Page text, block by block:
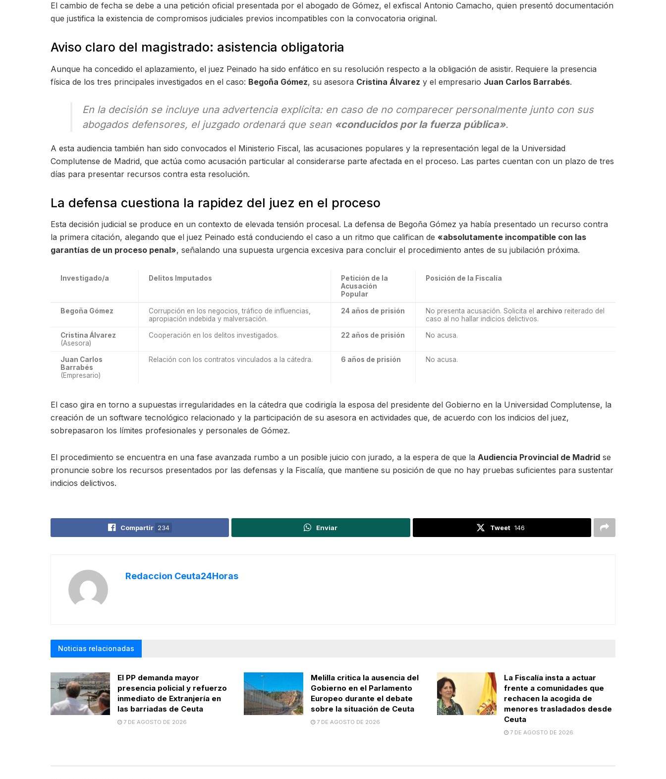
El cambio de fecha se debe a una petición oficial presentada por el abogado de Gómez, el exfiscal Antonio Camacho, quien presentó documentación
que justifica la existencia de compromisos judiciales previos incompatibles con la convocatoria original.
Aviso claro del magistrado: asistencia obligatoria
Aunque ha concedido el aplazamiento, el juez Peinado ha sido enfático en su resolución respecto a la obligación de asistir. Requiere la presencia
física de los tres principales investigados en el caso: Begoña Gómez, su asesora Cristina Álvarez y el empresario Juan Carlos Barrabés.
En la decisión se incluye una advertencia explícita: en caso de no comparecer personalmente junto con sus
abogados defensores, el juzgado ordenará que sean «conducidos por la fuerza pública».
A esta audiencia también han sido convocados el Ministerio Fiscal, las acusaciones populares y la representación legal de la Universidad
Complutense de Madrid, que actúa como acusación particular al considerarse parte afectada en el proceso. Las partes cuentan con un plazo de tres
días para presentar recursos contra esta resolución.
La defensa cuestiona la rapidez del juez en el proceso
Esta decisión judicial se produce en un contexto de elevada tensión procesal. La defensa de Begoña Gómez ya había presentado un recurso contra
la primera citación, alegando que el juez Peinado está conduciendo el caso a un ritmo que califican de «absolutamente incompatible con las
garantías de un proceso penal», señalando una supuesta urgencia excesiva para concluir el procedimiento antes de su jubilación próxima.
Investigado/a Delitos Imputados
Petición de la
Acusación
Popular
Posición de la Fiscalía
Begoña Gómez
Corrupción en los negocios, tráfico de influencias,
apropiación indebida y malversación.
24 años de prisión No presenta acusación. Solicita el archivo reiterado del
caso al no hallar indicios delictivos.
Cristina Álvarez
(Asesora)
Cooperación en los delitos investigados. 22 años de prisión No acusa.
Juan Carlos
Barrabés
(Empresario)
Relación con los contratos vinculados a la cátedra. 6 años de prisión No acusa.
El caso gira en torno a supuestas irregularidades en la cátedra que codirigía la esposa del presidente del Gobierno en la Universidad Complutense, la
creación de un software tecnológico relacionado y la participación de su asesora en actividades que, de acuerdo con los indicios del juez,
sobrepasaron los límites profesionales y personales de Gómez.
El procedimiento se encuentra en una fase avanzada rumbo a un posible juicio con jurado, a la espera de que la Audiencia Provincial de Madrid se
pronuncie sobre los recursos presentados por las defensas y la Fiscalía, que mantiene su posición de que no hay pruebas suficientes para sustentar
indicios delictivos.
Compartir 234 Enviar Tweet 146
Redaccion Ceuta24Horas
Noticias relacionadas
El PP demanda mayor
presencia policial y refuerzo
inmediato de Extranjería en
las barriadas de Ceuta
7 DE AGOSTO DE 2026
Melilla critica la ausencia del
Gobierno en el Parlamento
Europeo durante el debate
sobre la situación de Ceuta
7 DE AGOSTO DE 2026
La Fiscalía insta a actuar
frente a comunidades que
rechacen la acogida de
menores trasladados desde
Ceuta
7 DE AGOSTO DE 2026